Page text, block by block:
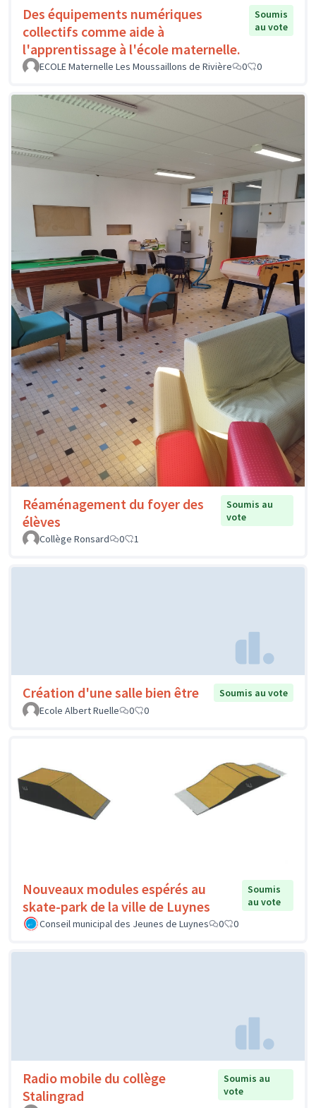
Des équipements numériques
collectifs comme aide à
l'apprentissage à l'école maternelle.
Soumis
au vote
ECOLE Maternelle Les Moussaillons de Rivière 0 0
Réaménagement du foyer des
élèves
Soumis au
vote
Collège Ronsard
0 1
Création d'une salle bien être
Soumis au vote
Ecole Albert Ruelle
0 0
Nouveaux modules espérés au
skate-park de la ville de Luynes
Soumis
au vote
Conseil municipal des Jeunes de Luynes
0 0
Radio mobile du collège
Stalingrad
Soumis au
vote